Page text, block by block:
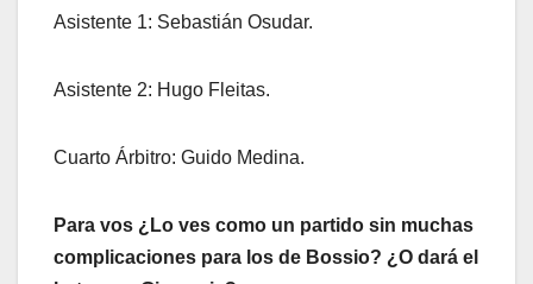
Asistente 1: Sebastián Osudar.
Asistente 2: Hugo Fleitas.
Cuarto Árbitro: Guido Medina.
Para vos ¿Lo ves como un partido sin muchas
complicaciones para los de Bossio? ¿O dará el